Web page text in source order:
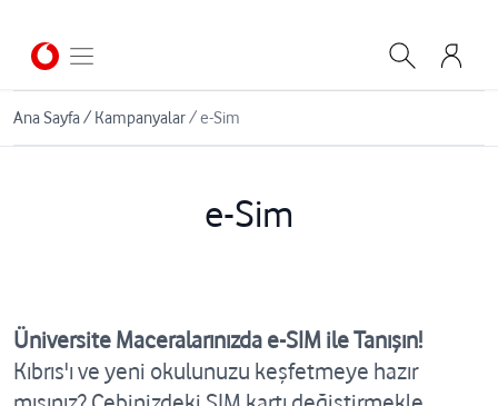
Ana Sayfa/ Kampanyalar/e-Sim
e-Sim
Üniversite Maceralarınızda e-SIM ile Tanışın!
Kıbrıs'ı ve yeni okulunuzu keşfetmeye hazır